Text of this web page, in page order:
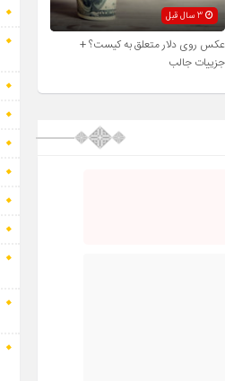
3 سال قبل
عکس روی دلار متعلق به کیست؟ +
جزییات جالب